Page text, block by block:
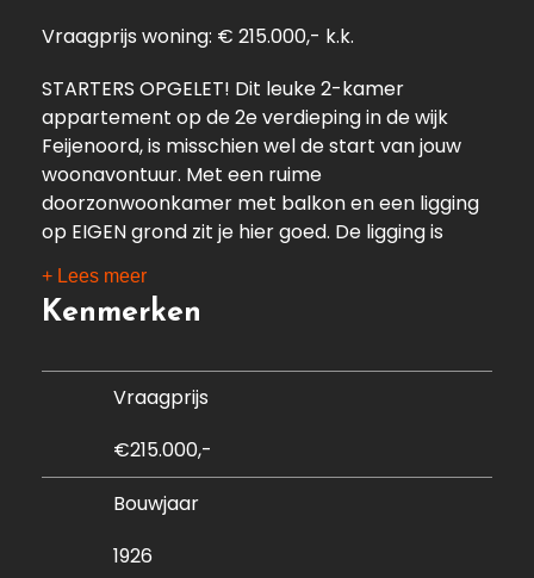
Vraagprijs woning: € 215.000,- k.k.
STARTERS OPGELET! Dit leuke 2-kamer
appartement op de 2e verdieping in de wijk
Feijenoord, is misschien wel de start van jouw
woonavontuur. Met een ruime
doorzonwoonkamer met balkon en een ligging
op EIGEN grond zit je hier goed. De ligging is
Katendrecht en het centrum zijn met het OV op
korte afstand van de woning.
Startend in de ruime woonkamer wordt je
verrast door de hoge plafonds die zorgen voor
sierschouw geeft extra sfeer aan de ruimte. Zet
de openslaande deuren naar het balkon open
voor een frisse bries in huis. Het balkon heeft vrij
uitzicht en is gelegen op het noordoosten. Hier
geniet je van een kop koffie in de ochtendzon.
+ Lees meer
Kenmerken
Vraagprijs
€215.000,-
Bouwjaar
1926